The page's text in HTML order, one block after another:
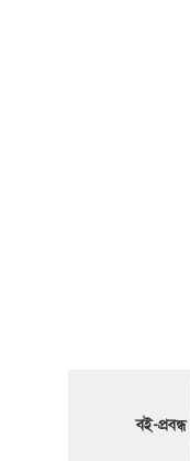
বই-প্রবন্ধ